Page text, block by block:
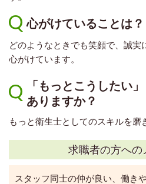
心がけていることは？
どのようなときでも笑顔で、誠実
心がけています。
「もっとこうしたい
ありますか？
もっと衛生士としてのスキルを磨
求職者の方への
スタッフ同士の仲が良い、働き